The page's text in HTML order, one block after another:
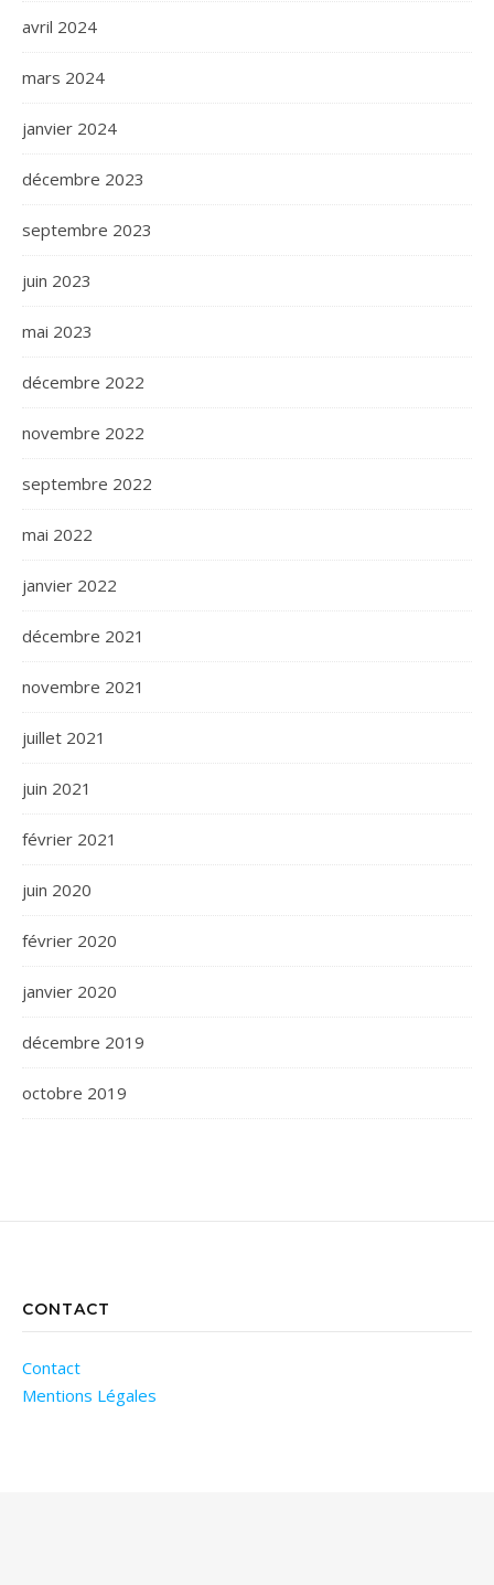
avril 2024
mars 2024
janvier 2024
décembre 2023
septembre 2023
juin 2023
mai 2023
décembre 2022
novembre 2022
septembre 2022
mai 2022
janvier 2022
décembre 2021
novembre 2021
juillet 2021
juin 2021
février 2021
juin 2020
février 2020
janvier 2020
décembre 2019
octobre 2019
CONTACT
Contact
Mentions Légales